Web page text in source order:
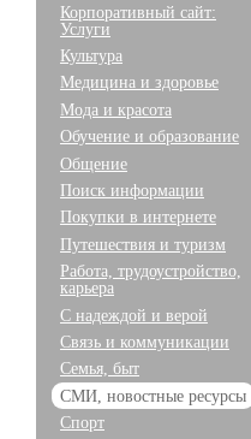
Корпоративный сайт:
Услуги
Культура
Медицина и здоровье
Мода и красота
Обучение и образование
Общение
Поиск информации
Покупки в интернете
Путешествия и туризм
Работа, трудоустройство,
карьера
С надеждой и верой
Связь и коммуникации
Семья, быт
СМИ, новостные ресурсы
Спорт